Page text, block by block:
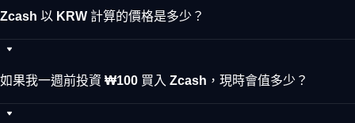
Zcash 以 KRW 計算的價格是多少？
如果我一週前投資 ₩100 買入 Zcash，現時會值多少？